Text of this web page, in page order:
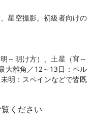
星空撮影。初級者向けの
～明け方）、土星（宵～
大離角／12～13日：ペル
明：スペインなどで皆既
覧ください